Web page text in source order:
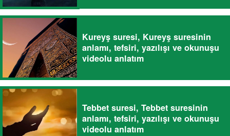
Kureyş suresi, Kureyş suresinin
anlamı, tefsiri, yazılışı ve okunuşu
videolu anlatım
Tebbet suresi, Tebbet suresinin
anlamı, tefsiri, yazılışı ve okunuşu
videolu anlatım